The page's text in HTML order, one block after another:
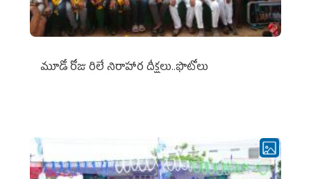
మూడో రోజు రిలే నిరాహార దీక్షలు..ఫొటోలు